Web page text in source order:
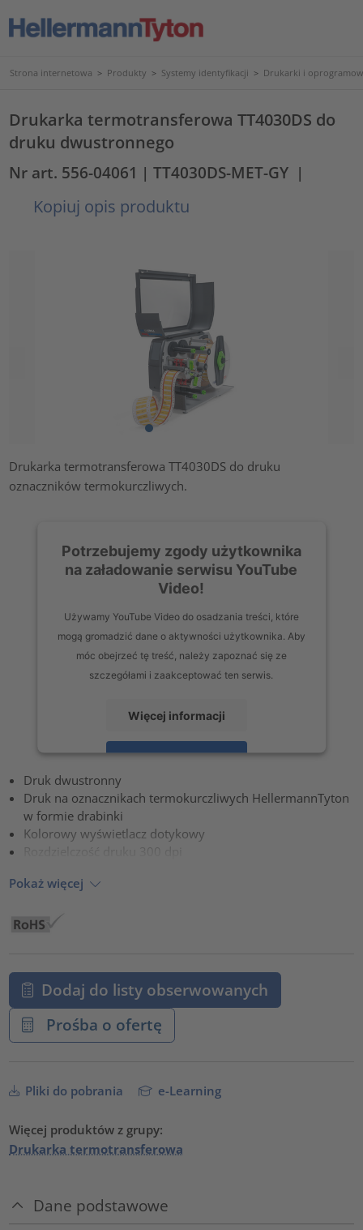
Strona internetowa > Produkty > Systemy identyfikacji > Drukarki i
Drukarka termotransferowa TT4030DS do
druku dwustronnego
Nr art. 556-04061 | TT4030DS-MET-GY |
Kopiuj opis produktu
Drukarka termotransferowa TT4030DS do druku
oznaczników termokurczliwych.
Potrzebujemy zgody użytkownika
na załadowanie serwisu YouTube
Video!
Używamy YouTube Video do osadzania treści, które
mogą gromadzić dane o aktywności użytkownika. Aby
móc obejrzeć tę treść, należy zapoznać się ze
szczegółami i zaakceptować ten serwis.
Więcej informacji
Zaakceptuj
powered byUsercentrics Consent Management Platform
Druk dwustronny
Druk na oznacznikach termokurczliwych HellermannTyton
w formie drabinki
Kolorowy wyświetlacz dotykowy
Pokaż więcej
Dodaj do listy obserwowanych
Prośba o ofertę
Pliki do pobrania e-Learning
Więcej produktów z grupy:
Drukarka termotransferowa
Dane podstawowe